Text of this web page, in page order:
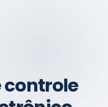
controle